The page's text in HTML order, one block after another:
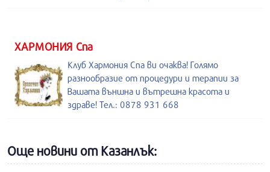
ХАРМОНИЯ Спа
Клуб Хармония Спа ви очаква! Голямо
разнообразие от процедури и терапии за
Вашата външна и вътрешна красота и
здраве! Тел.: 0878 931 668
Още новини от Казанлък: